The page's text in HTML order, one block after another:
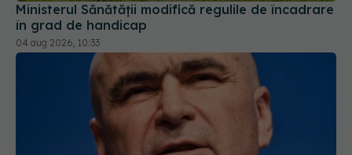
Ministerul Sănătății modifică regulile de încadrare
în grad de handicap
04 aug 2026, 10:33